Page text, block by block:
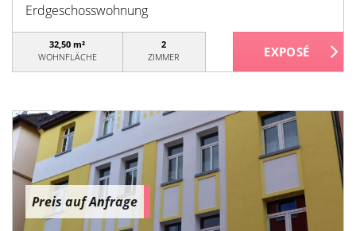
Erdgeschosswohnung
32,50 m²
WOHNFLÄCHE
2
ZIMMER
Preis auf Anfrage